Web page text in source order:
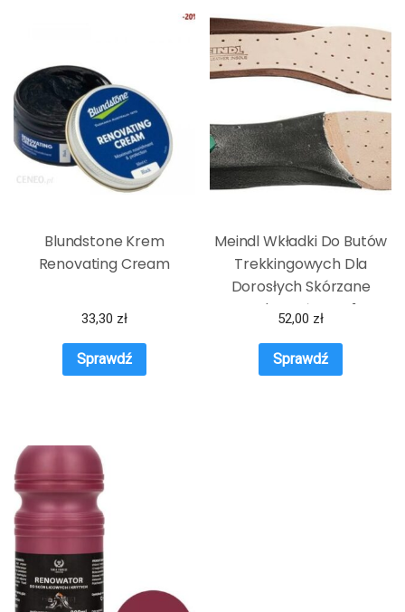
Blundstone Krem
Renovating Cream
33,30 zł
Sprawdź
Meindl Wkładki Do Butów
Trekkingowych Dla
Dorosłych Skórzane
Leder Beżowy 41
52,00 zł
Sprawdź